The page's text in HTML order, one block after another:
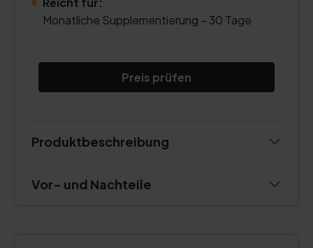
Monatliche Supplementierung – 30 Tage
Preis prüfen
Produktbeschreibung
Vor- und Nachteile